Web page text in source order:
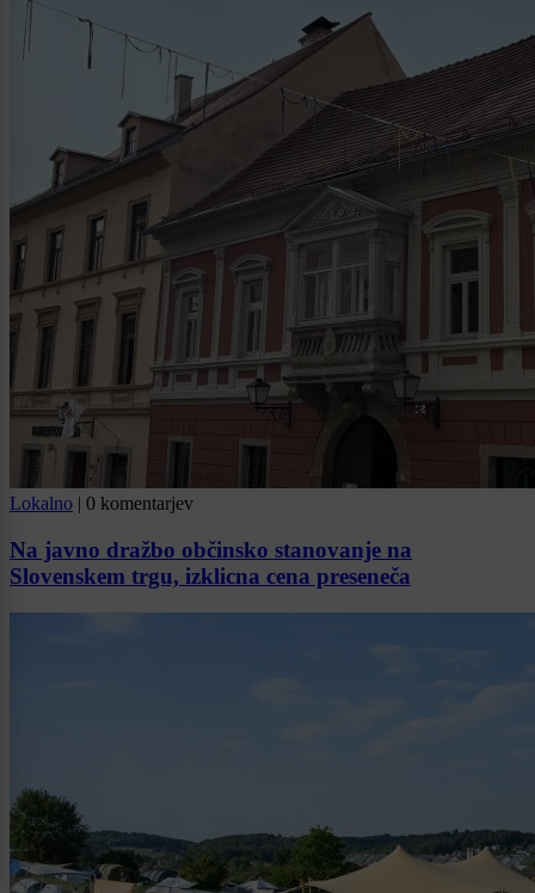
Lokalno | 0 komentarjev
Na javno dražbo občinsko stanovanje na
Slovenskem trgu, izklicna cena preseneča